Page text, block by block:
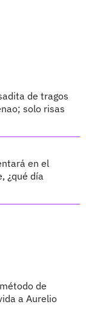
de tragos
solo risas
en el
¿qué día
de
a Aurelio